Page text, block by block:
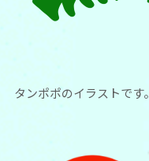
タンポポのイラストです。